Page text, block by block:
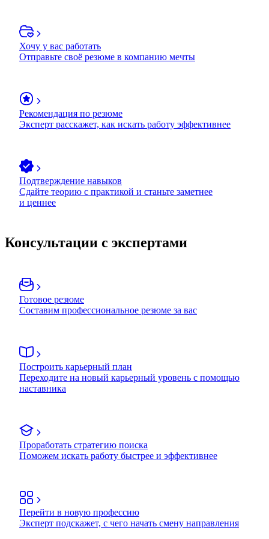
Хочу у вас работать
Отправьте своё резюме в компанию мечты
Рекомендация по резюме
Эксперт расскажет, как искать работу эффективнее
Подтверждение навыков
Сдайте теорию с практикой и станьте заметнее
и ценнее
Консультации с экспертами
Готовое резюме
Составим профессиональное резюме за вас
Построить карьерный план
Переходите на новый карьерный уровень с помощью
наставника
Проработать стратегию поиска
Поможем искать работу быстрее и эффективнее
Перейти в новую профессию
Эксперт подскажет, с чего начать смену направления